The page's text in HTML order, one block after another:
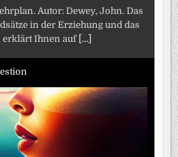
Autor: Dewey, John. Das
in der Erziehung und das
erklärt Ihnen auf [...]